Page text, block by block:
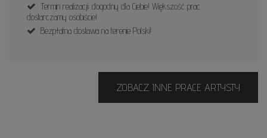
Termin realizacji: dogodny dla Ciebie! Większość prac
dostarczamy osobiście!
Bezpłatna dostawa na terenie Polski!
ZOBACZ INNE PRACE ARTYSTY